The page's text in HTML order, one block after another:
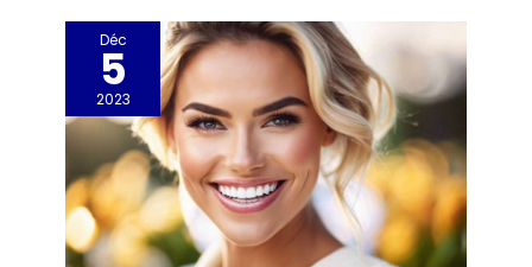
Déc
5
2023